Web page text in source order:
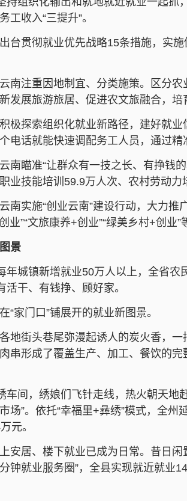
工收入“三提升”。
台贯彻就业优先战略15条措施，实
南注重因地制宜、分类施策。区分
发展旅游旅居、促进农文旅融合，
极探索组织化就业新路径，建好就
电话就能快速调配务工人员，通过
南瞄准“让群众有一技之长、有挣钱
业技能培训59.9万人次、农村劳动力
南实施“创业云南”建设行动，大力
业”“文旅康养+创业”“绿美乡村+创业
景
年城镇新增就业50万人以上，全省
活干、有钱挣、顾好家。
“家门口”铺展开的就业新图景。
地街头巷尾弥漫起诱人的炭火香，
串形成了覆盖生产、加工、餐饮的
车间，绣娘们飞针走线，热火朝天
场”。依托“幸福里+彝绣”模式，全
元。
安居、楼下就业已成为日常。昔日
钟就业服务圈”，全县实现就近就业